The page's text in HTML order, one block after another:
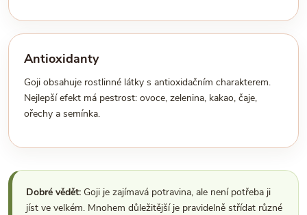
Antioxidanty
Goji obsahuje rostlinné látky s antioxidačním charakterem.
Nejlepší efekt má pestrost: ovoce, zelenina, kakao, čaje,
ořechy a semínka.
Dobré vědět: Goji je zajímavá potravina, ale není potřeba ji
jíst ve velkém. Mnohem důležitější je pravidelně střídat různé